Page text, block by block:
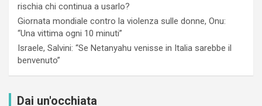
rischia chi continua a usarlo?
Giornata mondiale contro la violenza sulle donne, Onu:
“Una vittima ogni 10 minuti”
Israele, Salvini: “Se Netanyahu venisse in Italia sarebbe il
benvenuto”
Dai un'occhiata